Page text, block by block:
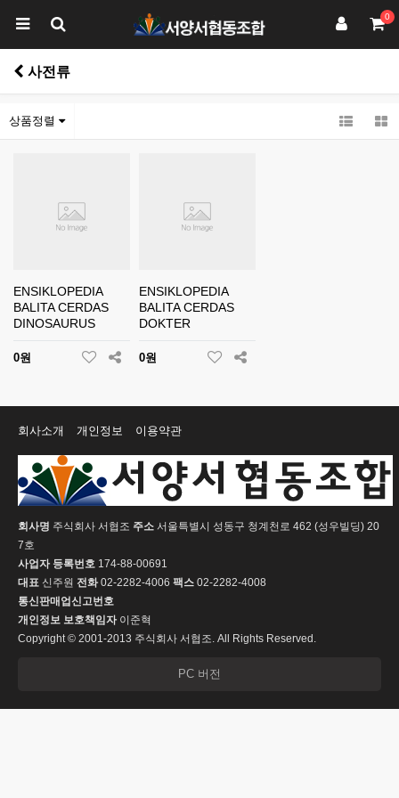
0
사전류
상품정렬
ENSIKLOPEDIA
BALITA CERDAS
DINOSAURUS
0원
ENSIKLOPEDIA
BALITA CERDAS
DOKTER
0원
회사소개 개인정보 이용약관
회사명 주식회사 서협조 주소 서울특별시 성동구 청계천로 462 (성우빌딩) 20
7호
사업자 등록번호 174-88-00691
대표 신주원 전화02-2282-4006 팩스 02-2282-4008
통신판매업신고번호
개인정보 보호책임자이준혁
Copyright © 2001-2013 주식회사 서협조. All Rights Reserved.
PC 버전